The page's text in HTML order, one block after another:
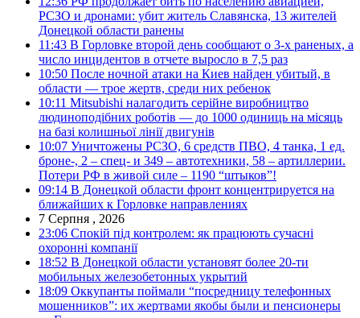
РСЗО и дронами: убит житель Славянска, 13 жителей
Донецкой области ранены
11:43 В Горловке второй день сообщают о 3-х раненых, а
число инцидентов в отчете выросло в 7,5 раз
10:50 После ночной атаки на Киев найден убитый, в
области — трое жертв, среди них ребенок
10:11 Mitsubishi налагодить серійне виробництво
людиноподібних роботів — до 1000 одиниць на місяць
на базі колишньої лінії двигунів
10:07 Уничтожены РСЗО, 6 средств ПВО, 4 танка, 1 ед.
броне-, 2 – спец- и 349 – автотехники, 58 – артиллерии.
Потери РФ в живой силе – 1190 “штыков”!
09:14 В Донецкой области фронт концентрируется на
ближайших к Горловке направлениях
7 Серпня , 2026
23:06 Спокій під контролем: як працюють сучасні
охоронні компанії
18:52 В Донецкой области установят более 20-ти
мобильных железобетонных укрытий
18:09 Оккупанты поймали “посредницу телефонных
мошенников”: их жертвами якобы были и пенсионеры